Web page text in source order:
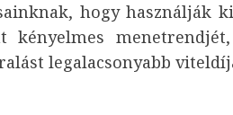
hogy használják
kényelmes
legalacsonyabb